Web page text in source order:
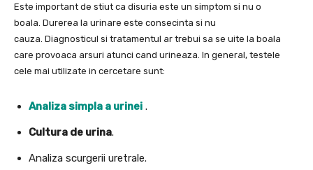
Este important de stiut ca disuria este un simptom si nu o
boala. Durerea la urinare este consecinta si nu
cauza. Diagnosticul si tratamentul ar trebui sa se uite la boala
care provoaca arsuri atunci cand urineaza. In general, testele
cele mai utilizate in cercetare sunt:
Analiza simpla a urinei .
Cultura de urina.
Analiza scurgerii uretrale.